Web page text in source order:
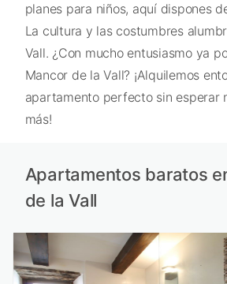
planes para niños, aquí dispones
La cultura y las costumbres
Vall. ¿Con mucho entusiasmo ya
Mancor de la Vall? ¡Alquilemos
apartamento perfecto sin esperar
más!
Apartamentos baratos
de la Vall